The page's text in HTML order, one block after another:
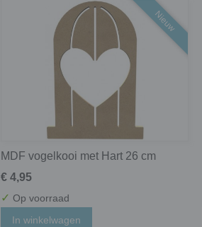
Nieuw
MDF vogelkooi met Hart 26 cm
€ 4,95
✓ Op voorraad
In winkelwagen